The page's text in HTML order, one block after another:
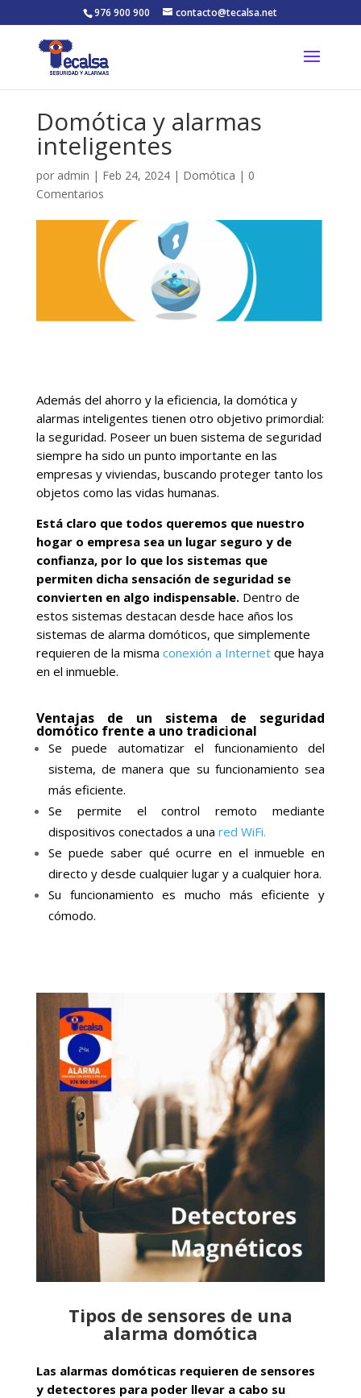
976 900 900 contacto@tecalsa.net
Domótica y alarmas
inteligentes
por admin | Feb 24, 2024| Domótica | 0
Comentarios
Además del ahorro y la eficiencia, la domótica y
alarmas inteligentes tienen otro objetivo primordial:
la seguridad. Poseer un buen sistema de seguridad
siempre ha sido un punto importante en las
empresas y viviendas, buscando proteger tanto los
objetos como las vidas humanas.
Está claro que todos queremos que nuestro
hogar o empresa sea un lugar seguro y de
confianza, por lo que los sistemas que
permiten dicha sensación de seguridad se
convierten en algo indispensable.Dentro de
estos sistemas destacan desde hace años los
sistemas de alarma domóticos, que simplemente
requieren de la misma conexión a Internet que haya
en el inmueble.
Ventajas de un sistema de seguridad
domótico frente a uno tradicional
Se puede automatizar el funcionamiento del
sistema, de manera que su funcionamiento sea
más eficiente.
Se permite el control remoto mediante
dispositivos conectados a una red WiFi.
Se puede saber qué ocurre en el inmueble en
directo y desde cualquier lugar y a cualquier hora.
Su funcionamiento es mucho más eficiente y
cómodo.
Tipos de sensores de una
alarma domótica
Las alarmas domóticas requieren de sensores
y detectores para poder llevar a cabo su